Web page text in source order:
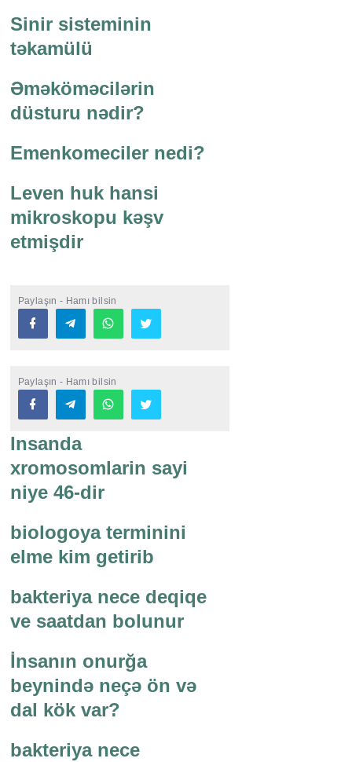
Sinir sisteminin
təkamülü
Əməköməcilərin
düsturu nədir?
Emenkomeciler nedi?
Leven huk hansi
mikroskopu kəşv
etmişdir
Paylaşın - Hamı bilsin
Paylaşın - Hamı bilsin
Insanda
xromosomlarin sayi
niye 46-dir
biologoya terminini
elme kim getirib
bakteriya nece deqiqe
ve saatdan bolunur
İnsanın onurğa
beynində neçə ön və
dal kök var?
bakteriya nece